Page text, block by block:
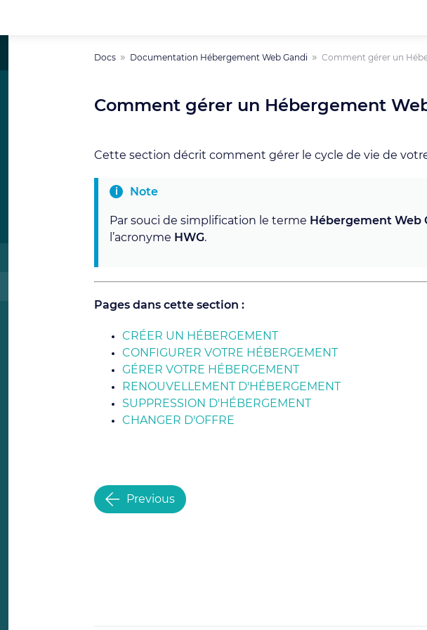
Docs Documentation Hébergement Web Gandi Comment gérer un
Comment gérer un Hébergement
Cette section décrit comment gérer le cycle de vie de
Note
Par souci de simplification le terme Hébergement Web
l’acronyme HWG.
Pages dans cette section :
CRÉER UN HÉBERGEMENT
CONFIGURER VOTRE HÉBERGEMENT
GÉRER VOTRE HÉBERGEMENT
RENOUVELLEMENT D'HÉBERGEMENT
SUPPRESSION D'HÉBERGEMENT
CHANGER D'OFFRE
Previous